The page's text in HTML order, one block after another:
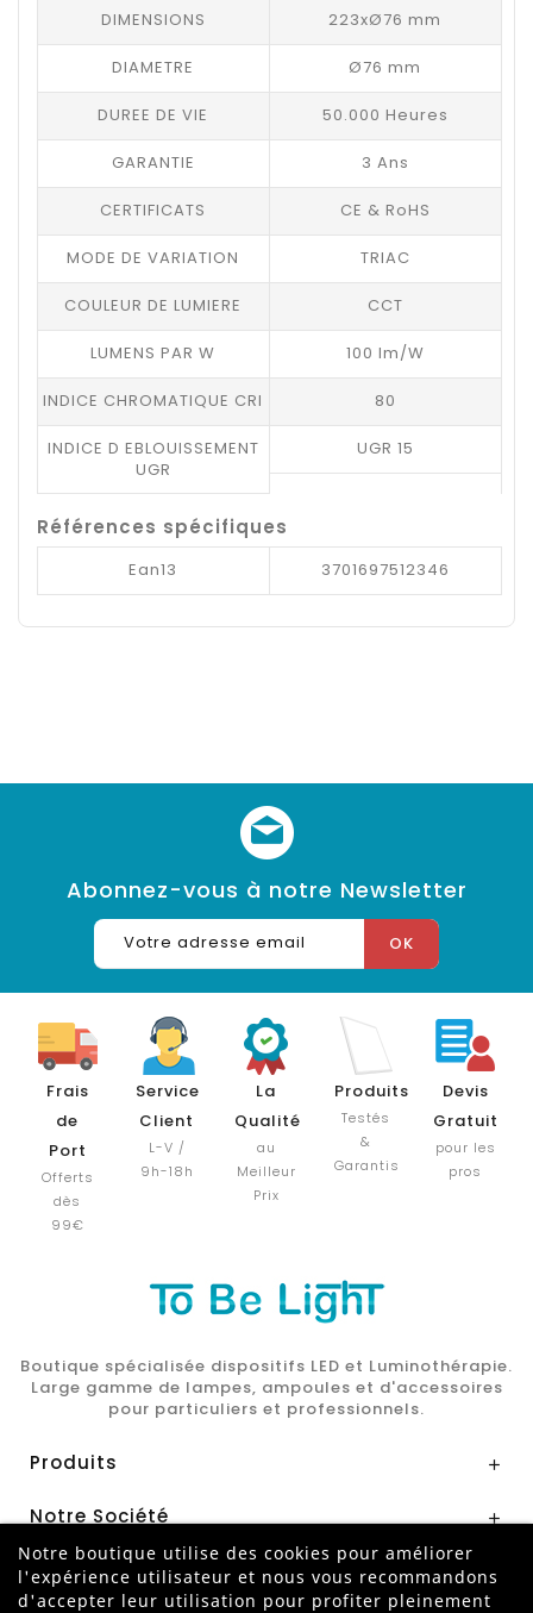
DIMENSIONS 223xØ76 mm
DIAMETRE Ø76 mm
DUREE DE VIE 50.000 Heures
GARANTIE 3 Ans
CERTIFICATS CE & RoHS
MODE DE VARIATION TRIAC
COULEUR DE LUMIERE CCT
LUMENS PAR W 100 lm/W
INDICE CHROMATIQUE CRI 80
INDICE D EBLOUISSEMENT
UGR
UGR 15
Références spécifiques
Ean13 3701697512346
Abonnez-vous à notre Newsletter
Frais
de
Port
Offerts
dès
99€
Service
Client
L-V /
9h-18h
La
Qualité
au
Meilleur
Prix
Produits
Testés
&
Garantis
Devis
Gratuit
pour les
pros
Boutique spécialisée dispositifs LED et Luminothérapie.
Large gamme de lampes, ampoules et d'accessoires
pour particuliers et professionnels.
Produits 
Notre Société 
Mon Compte 
Notre boutique utilise des cookies pour améliorer
l'expérience utilisateur et nous vous recommandons
d'accepter leur utilisation pour profiter pleinement